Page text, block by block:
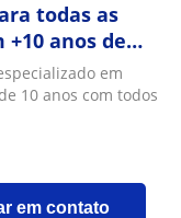
todas as
anos de
em
10 anos com todos
em contato